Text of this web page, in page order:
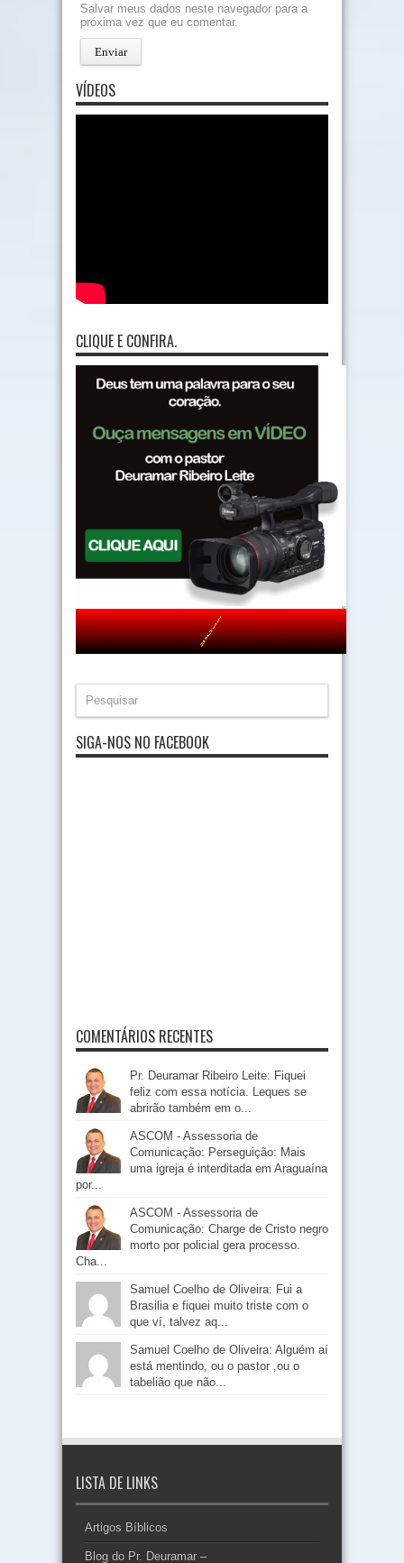
Salvar meus dados neste navegador para a
próxima vez que eu comentar.
VÍDEOS
CLIQUE E CONFIRA.
SIGA-NOS NO FACEBOOK
COMENTÁRIOS RECENTES
Pr. Deuramar Ribeiro Leite: Fiquei
feliz com essa notícia. Leques se
abrirão também em o...
ASCOM - Assessoria de
Comunicação: Perseguição: Mais
uma igreja é interditada em Araguaína
por...
ASCOM - Assessoria de
Comunicação: Charge de Cristo negro
morto por policial gera processo.
Cha...
Samuel Coelho de Oliveira: Fui a
Brasilia e fiquei muito triste com o
que ví, talvez aq...
Samuel Coelho de Oliveira: Alguém aí
está mentindo, ou o pastor ,ou o
tabelião que não...
LISTA DE LINKS
Artigos Bíblicos
Blog do Pr. Deuramar –